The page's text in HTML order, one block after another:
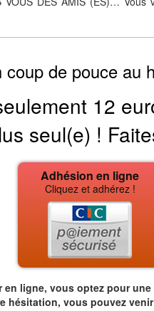
coup de pouce au
12
seul(e) !
Adhésion en ligne
Cliquez et adhérez !
en ligne, vous optez pour
hésitation, vous pouvez